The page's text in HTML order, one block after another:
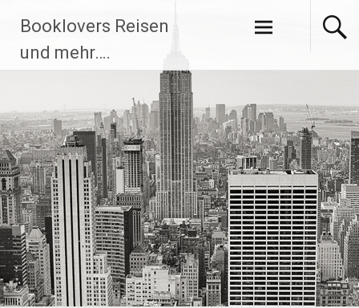
Inhalt
springen
Booklovers Reisen
und mehr….